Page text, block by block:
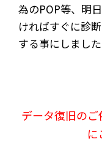
為のPOP等、明
ければすぐに診
する事にしました
データ復旧の
に